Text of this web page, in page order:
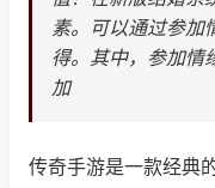
素。可以通过参加
得。其中，参加情
加
传奇手游是一款经典